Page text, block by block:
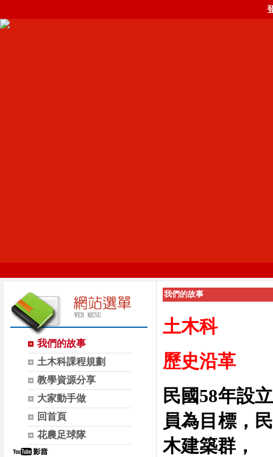
我們的故事
土木科課程規劃
教學資源分享
大家動手做
回首頁
花農足球隊
我們的故事
土木科
歷史沿革
民國58年設
員為目標，
木建築群，